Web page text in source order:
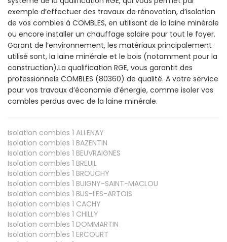
exemple d’effectuer des travaux de rénovation, d’isolation
de vos combles à COMBLES, en utilisant de la laine minérale
ou encore installer un chauffage solaire pour tout le foyer.
Garant de l’environnement, les matériaux principalement
utilisé sont, la laine minérale et le bois (notamment pour la
construction).La qualification RGE, vous garantit des
professionnels COMBLES (80360) de qualité. A votre service
pour vos travaux d’économie d’énergie, comme isoler vos
combles perdus avec de la laine minérale.
Isolation combles 1 ALLENAY
Isolation combles 1 BAZENTIN
Isolation combles 1 BEUVRAIGNES
Isolation combles 1 BREUIL
Isolation combles 1 BROUCHY
Isolation combles 1 BUIGNY-SAINT-MACLOU
Isolation combles 1 BUS-LES-ARTOIS
Isolation combles 1 CACHY
Isolation combles 1 CHILLY
Isolation combles 1 DOMMARTIN
Isolation combles 1 ERCOURT